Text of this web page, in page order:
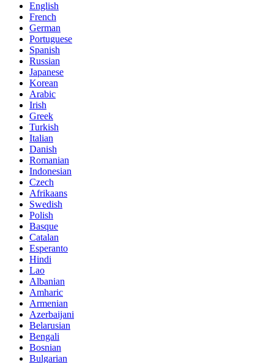
English
French
German
Portuguese
Spanish
Russian
Japanese
Korean
Arabic
Irish
Greek
Turkish
Italian
Danish
Romanian
Indonesian
Czech
Afrikaans
Swedish
Polish
Basque
Catalan
Esperanto
Hindi
Lao
Albanian
Amharic
Armenian
Azerbaijani
Belarusian
Bengali
Bosnian
Bulgarian